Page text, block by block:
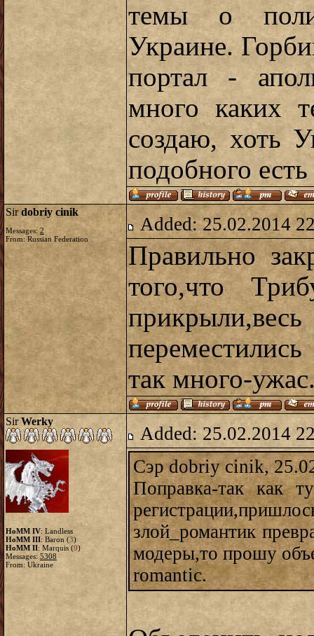
темы о
Украине.
портал -
много каких
создаю, хоть
подобного
Sirdobriy cinik
Messages:2
From: Russian Federation
Added: 25.02.2014
Правильно
того,что
так много-
SirWerky
HoMM IV: Landless
HoMM III: Baron (3)
HoMM II: Marquis (9)
Messages: 5308
From: Ukraine
Added: 25.02.2014
Сэр dobriy cinik,
Поправка-так как
злой_романтик
модеры,то прошу
romantic.